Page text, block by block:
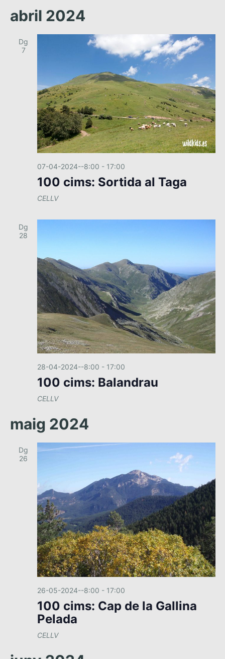
abril 2024
Dg
7
07-04-2024--8:00 - 17:00
100 cims: Sortida al Taga
CELLV
Dg
28
28-04-2024--8:00 - 17:00
100 cims: Balandrau
CELLV
maig 2024
Dg
26
26-05-2024--8:00 - 17:00
100 cims: Cap de la Gallina
Pelada
CELLV